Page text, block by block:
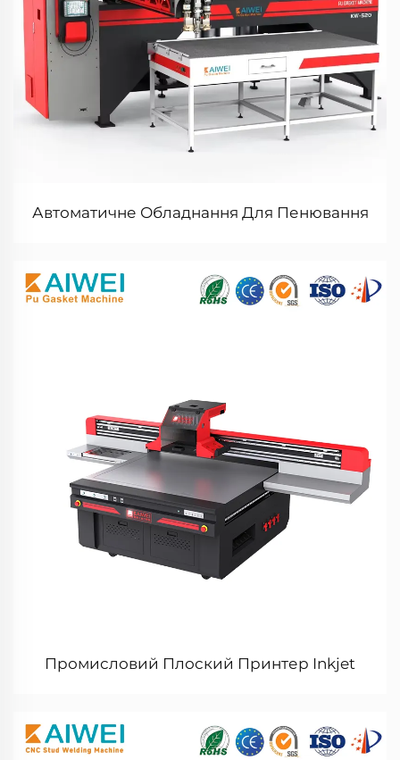
Автоматичне Обладнання Для Пенювання
Промисловий Плоский Принтер Inkjet